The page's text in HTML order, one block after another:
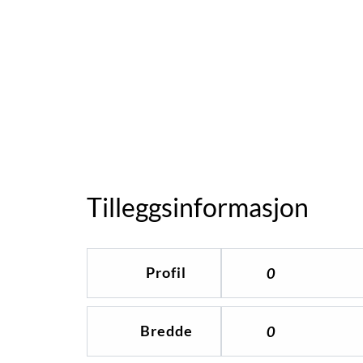
Tilleggsinformasjon
Profil 0
Bredde 0